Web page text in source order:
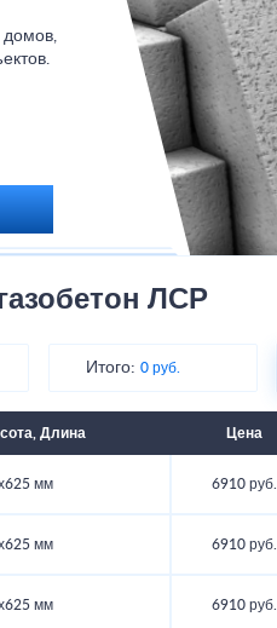
домов,
с помощью
ЛСР
Итого:0 руб.
Длина Цена
мм 6910 руб.
мм 6910 руб.
мм 6910 руб.